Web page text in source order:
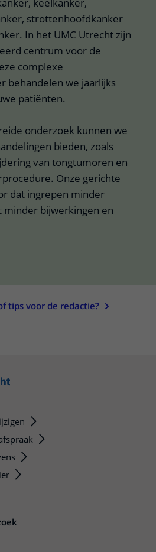
strottenhoofdkanker
In het UMC Utrecht zijn
centrum voor de
complexe
behandelen we jaarlijks
patiënten.
onderzoek kunnen we
bieden, zoals
van tongtumoren en
Onze gerichte
dat ingrepen minder
minder bijwerkingen en
tips voor de redactie?